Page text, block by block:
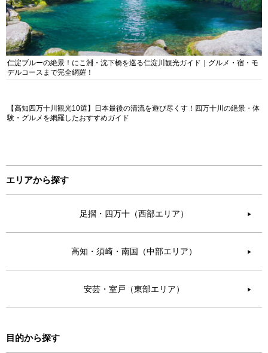
仁淀ブルーの絶景！にこ淵・沈下橋を巡る仁淀川観光ガイド｜グルメ・宿・モ
デルコースまで完全網羅！
【高知四万十川観光10選】日本最後の清流を遊び尽くす！四万十川の絶景・体
験・グルメを網羅したおすすめガイド
エリアから探す
足摺・四万十（西部エリア） ▶︎
高知・須崎・南国（中部エリア） ▶︎
安芸・室戸（東部エリア） ▶︎
目的から探す